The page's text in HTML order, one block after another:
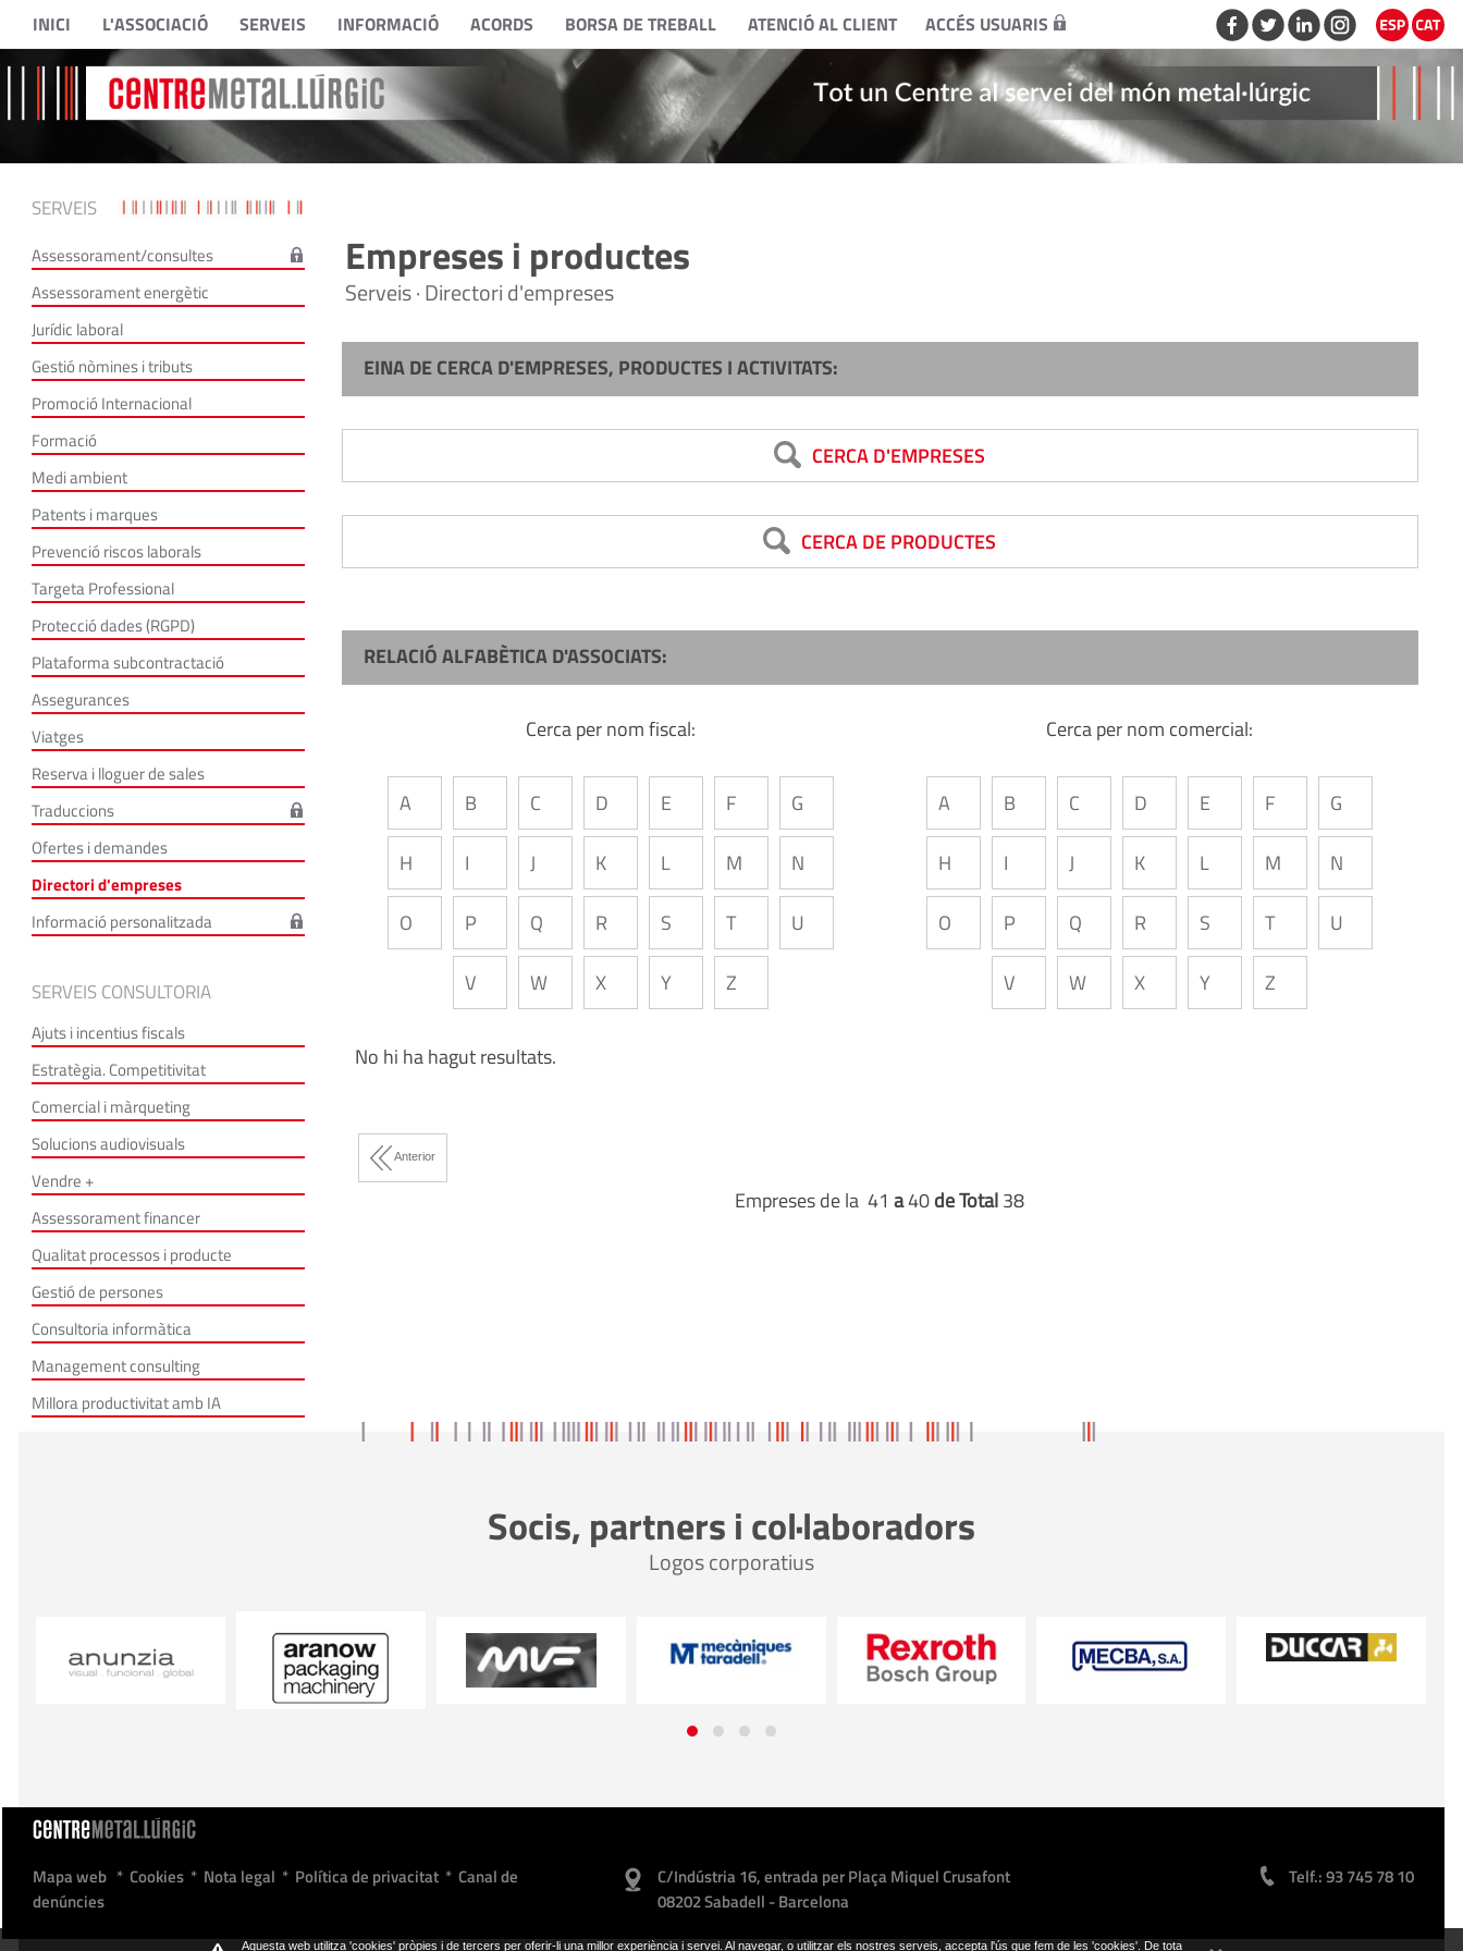
Aquesta web utilitza 'cookies' pròpies i de tercers per oferir-li una millor experiència i servei. Al navegar, o utilitzar els nostres serveis, accepta l'ús que fem de les 'cookies'. De tota
INICI L'ASSOCIACIÓ SERVEIS INFORMACIÓ ACORDS BORSA DE TREBALL ATENCIÓ AL CLIENT ACCÉS USUARIS
SERVEIS
Assessorament/consultes
Assessorament energètic
Jurídic laboral
Gestió nòmines i tributs
Promoció Internacional
Formació
Medi ambient
Patents i marques
Prevenció riscos laborals
Targeta Professional
Protecció dades (RGPD)
Plataforma subcontractació
Assegurances
Viatges
Reserva i lloguer de sales
Traduccions
Ofertes i demandes
Directori d'empreses
Informació personalitzada
SERVEIS CONSULTORIA
Ajuts i incentius fiscals
Estratègia. Competitivitat
Comercial i màrqueting
Solucions audiovisuals
Vendre +
Assessorament financer
Qualitat processos i producte
Gestió de persones
Consultoria informàtica
Management consulting
Millora productivitat amb IA
Empreses i productes
Serveis · Directori d'empreses
EINA DE CERCA D'EMPRESES, PRODUCTES I ACTIVITATS:
CERCA D'EMPRESES
CERCA DE PRODUCTES
RELACIÓ ALFABÈTICA D'ASSOCIATS:
Cerca per nom fiscal:
A B C D E F G
H I J K L M N
O P Q R S T U
V W X Y Z
Cerca per nom comercial:
A B C D E F G
H I J K L M N
O P Q R S T U
V W X Y Z
No hi ha hagut resultats.
Anterior
Empreses de la 41a40de Total38
Socis, partners i col·laboradors
Logos corporatius
Mapa web *Cookies * Nota legal * Política de privacitat *Canal de
denúncies
C/Indústria 16, entrada per Plaça Miquel Crusafont
08202 Sabadell - Barcelona
Telf.: 93 745 78 10